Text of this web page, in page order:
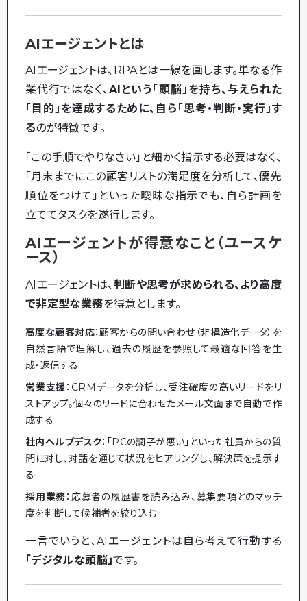
AIエージェントとは
AIエージェントは、RPAとは一線を画します。単なる作
業代行ではなく、AIという「頭脳」を持ち、与えられた
「目的」を達成するために、自ら「思考・判断・実行」す
るのが特徴です。
「この手順でやりなさい」と細かく指示する必要はなく、
「月末までにこの顧客リストの満足度を分析して、優先
順位をつけて」といった曖昧な指示でも、自ら計画を
立ててタスクを遂行します。
AIエージェントが得意なこと（ユースケ
ース）
AIエージェントは、 判断や思考が求められる、より高度
で非定型な業務を得意とします。
高度な顧客対応：顧客からの問い合わせ（非構造化データ）を
自然言語で理解し、過去の履歴を参照して最適な回答を生
成・返信する
営業支援：CRMデータを分析し、受注確度の高いリードをリ
ストアップ。個々のリードに合わせたメール文面まで自動で作
成する
社内ヘルプデスク：「PCの調子が悪い」といった社員からの質
問に対し、対話を通じて状況をヒアリングし、解決策を提示す
る
採用業務：応募者の履歴書を読み込み、募集要項とのマッチ
度を判断して候補者を絞り込む
一言でいうと、AIエージェントは自ら考えて行動する
「デジタルな頭脳」です。